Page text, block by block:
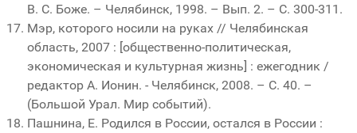
В. С. Боже. – Челябинск, 1998. – Вып. 2. – С. 300-311.
Мэр, которого носили на руках // Челябинская
область, 2007 : [общественно-политическая,
экономическая и культурная жизнь] : ежегодник /
редактор А. Ионин. - Челябинск, 2008. – С. 40. –
(Большой Урал. Мир событий).
Пашнина, Е. Родился в России, остался в России :